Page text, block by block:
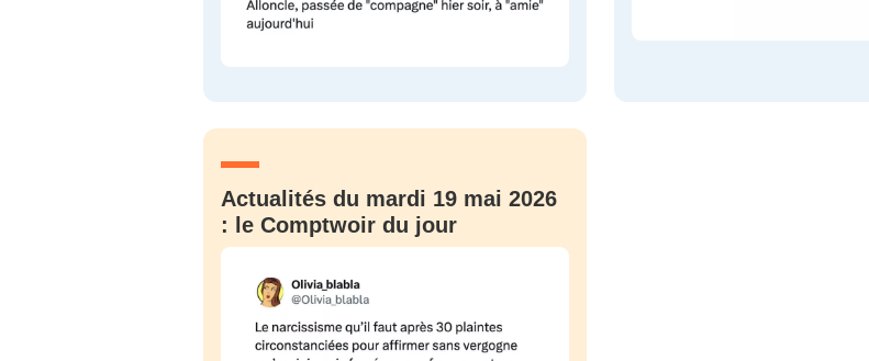
Actualités du mardi 19 mai 2026
: le Comptwoir du jour